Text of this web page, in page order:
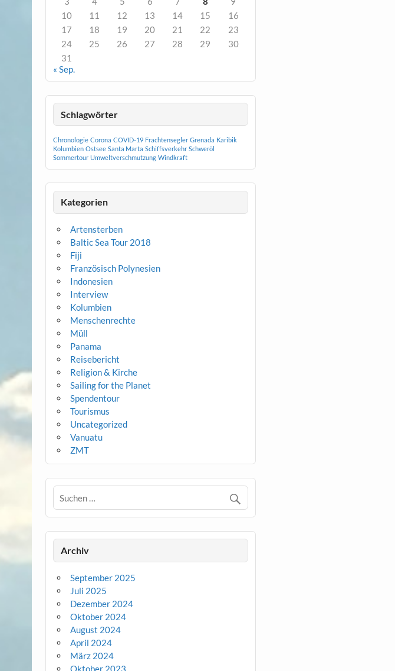
10
11 12 13 14 15
16
17
18 19 20 21 22
23
24
25 26 27 28 29
30
31
« Sep.
Schlagwörter
Chronologie Corona COVID-19 Frachtensegler Grenada Karibik
Kolumbien Ostsee Santa Marta Schiffsverkehr Schweröl
Sommertour Umweltverschmutzung Windkraft
Kategorien
Artensterben
Baltic Sea Tour 2018
Fiji
Französisch Polynesien
Indonesien
Interview
Kolumbien
Menschenrechte
Müll
Panama
Reisebericht
Religion & Kirche
Sailing for the Planet
Spendentour
Tourismus
Uncategorized
Vanuatu
ZMT
Archiv
September 2025
Juli 2025
Dezember 2024
Oktober 2024
August 2024
April 2024
März 2024
Oktober 2023